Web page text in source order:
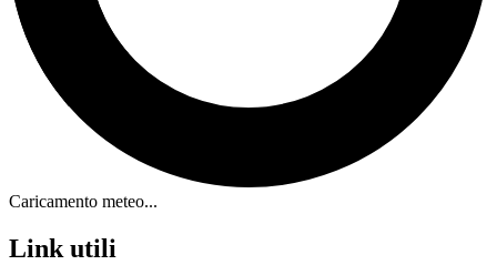
Caricamento meteo...
Link utili